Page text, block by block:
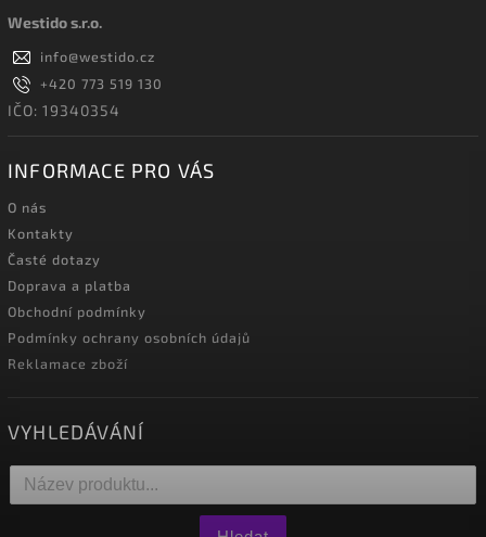
Westido s.r.o.
info@westido.cz
+420 773 519 130
IČO: 19340354
INFORMACE PRO VÁS
O nás
Kontakty
Časté dotazy
Doprava a platba
Obchodní podmínky
Podmínky ochrany osobních údajů
Reklamace zboží
VYHLEDÁVÁNÍ